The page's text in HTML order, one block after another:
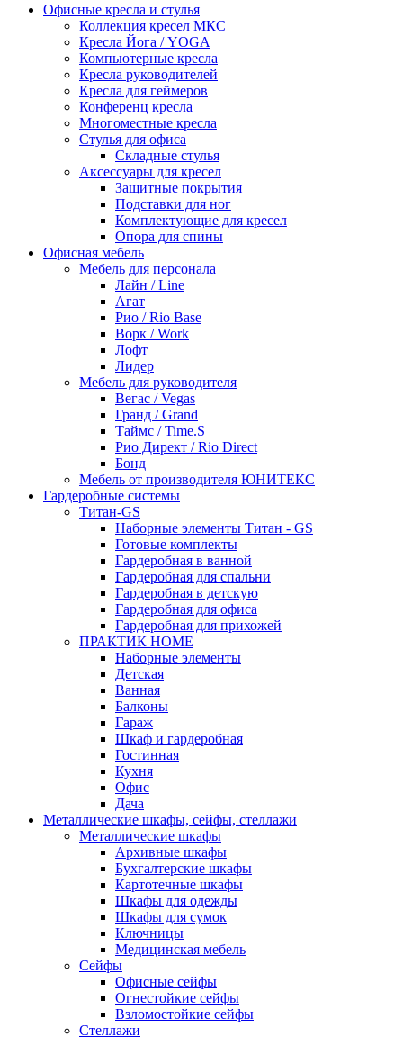
Офисные кресла и стулья
Коллекция кресел МКС
Кресла Йога / YOGA
Компьютерные кресла
Кресла руководителей
Кресла для геймеров
Конференц кресла
Многоместные кресла
Стулья для офиса
Складные стулья
Аксессуары для кресел
Защитные покрытия
Подставки для ног
Комплектующие для кресел
Опора для спины
Офисная мебель
Мебель для персонала
Лайн / Line
Агат
Рио / Rio Base
Ворк / Work
Лофт
Лидер
Мебель для руководителя
Вегас / Vegas
Гранд / Grand
Таймс / Time.S
Рио Директ / Rio Direct
Бонд
Мебель от производителя ЮНИТЕКС
Гардеробные системы
Титан-GS
Наборные элементы Титан - GS
Готовые комплекты
Гардеробная в ванной
Гардеробная для спальни
Гардеробная в детскую
Гардеробная для офиса
Гардеробная для прихожей
ПРАКТИК HOME
Наборные элементы
Детская
Ванная
Балконы
Гараж
Шкаф и гардеробная
Гостинная
Кухня
Офис
Дача
Металлические шкафы, сейфы, стеллажи
Металлические шкафы
Архивные шкафы
Бухгалтерские шкафы
Картотечные шкафы
Шкафы для одежды
Шкафы для сумок
Ключницы
Медицинская мебель
Сейфы
Офисные сейфы
Огнестойкие сейфы
Взломостойкие сейфы
Стеллажи